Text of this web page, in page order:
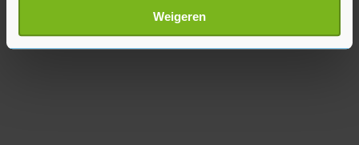
Lees meer over hoe uw persoonlijke gegevens worden
verwerkt en stel uw voorkeuren in het
U kunt uw toestemming op elk moment wijzigen of
Weigeren